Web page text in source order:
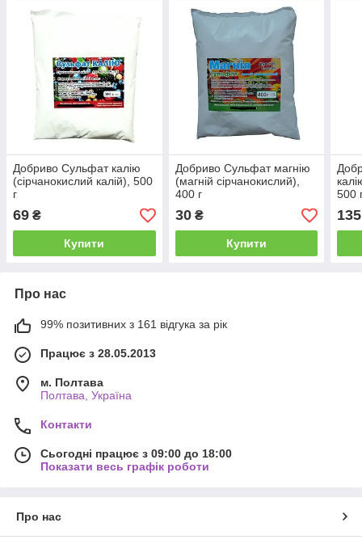
Добриво Сульфат калію
(сірчанокислий калій), 500
г
69 ₴
Купити
Добриво Сульфат магнію
(магній сірчанокислий),
400 г
30₴
Купити
500
135
Про нас
99% позитивних з 161 відгука за рік
Працює з 28.05.2013
м. Полтава
Полтава, Україна
Контакти
Сьогодні працює з 09:00 до 18:00
Показати весь графік роботи
Про нас